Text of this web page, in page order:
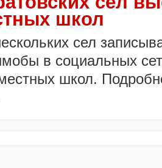
школ
сел
в социальных
школ.